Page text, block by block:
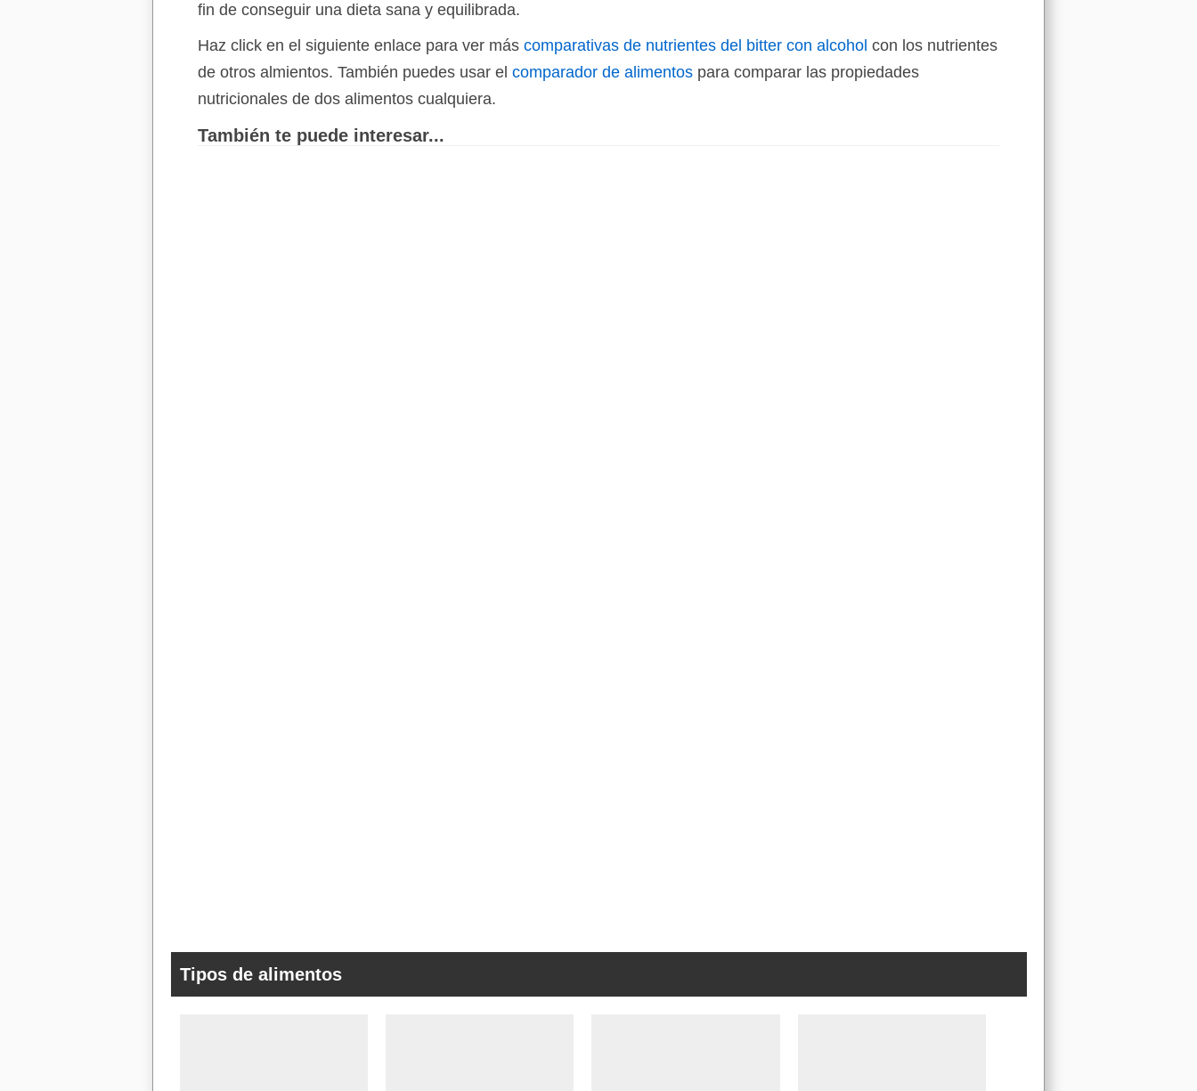
fin de conseguir una dieta sana y equilibrada.
Haz click en el siguiente enlace para ver más comparativas de nutrientes del bitter con alcohol con los nutrientes
de otros almientos. También puedes usar el comparador de alimentos para comparar las propiedades
nutricionales de dos alimentos cualquiera.
También te puede interesar...
Tipos de alimentos